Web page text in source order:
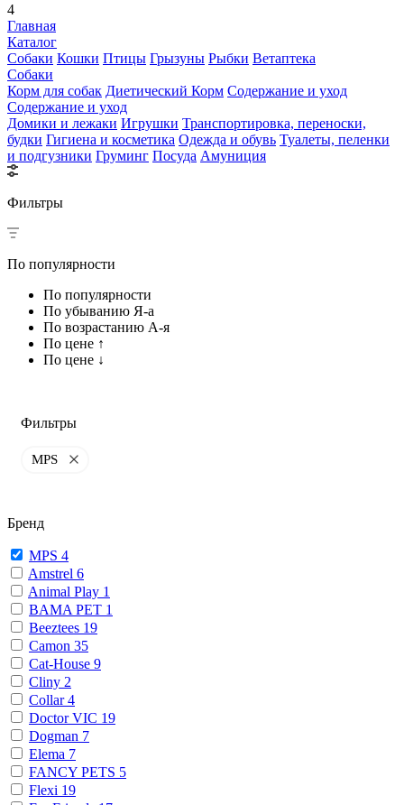
4
Главная
Каталог
Собаки Кошки Птицы Грызуны Рыбки Ветаптека
Собаки
Корм для собак Диетический Корм Содержание и уход
Содержание и уход
Домики и лежаки Игрушки Транспортировка, переноски,
будки Гигиена и косметика Одежда и обувь Туалеты, пеленки
и подгузники Груминг Посуда Амуниция
Фильтры
По популярности
По популярности
По убыванию Я-а
По возрастанию А-я
По цене ↑
По цене ↓
Фильтры
MPS
Бренд
MPS 4
Amstrel 6
Animal Play 1
BAMA PET 1
Beeztees 19
Camon 35
Cat-House 9
Cliny 2
Collar4
Doctor VIC 19
Dogman 7
Elema 7
FANCY PETS 5
Flexi 19